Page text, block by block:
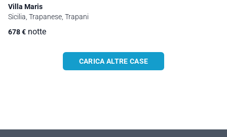
Villa Maris
Sicilia, Trapanese, Trapani
678€ notte
CARICA ALTRE CASE